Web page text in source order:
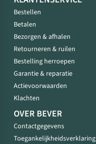
Bestellen
Betalen
Bezorgen & afhalen
Retourneren & ruilen
Bestelling herroepen
Garantie & reparatie
Actievoorwaarden
Klachten
OVER BEVER
Contactgegevens
Toegankelijkheidsverklaring